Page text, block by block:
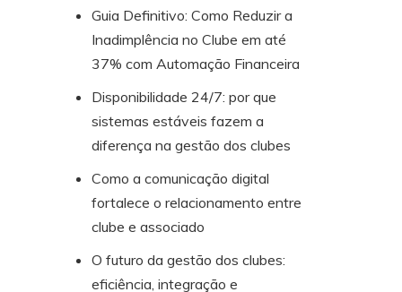
Guia Definitivo: Como Reduzir a
Inadimplência no Clube em até
37% com Automação Financeira
Disponibilidade 24/7: por que
sistemas estáveis fazem a
diferença na gestão dos clubes
Como a comunicação digital
fortalece o relacionamento entre
clube e associado
O futuro da gestão dos clubes:
eficiência, integração e